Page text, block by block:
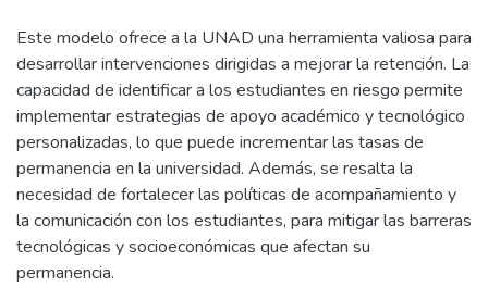
Este modelo ofrece a la UNAD una herramienta valiosa para
desarrollar intervenciones dirigidas a mejorar la retención. La
capacidad de identificar a los estudiantes en riesgo permite
implementar estrategias de apoyo académico y tecnológico
personalizadas, lo que puede incrementar las tasas de
permanencia en la universidad. Además, se resalta la
necesidad de fortalecer las políticas de acompañamiento y
la comunicación con los estudiantes, para mitigar las barreras
tecnológicas y socioeconómicas que afectan su
permanencia.